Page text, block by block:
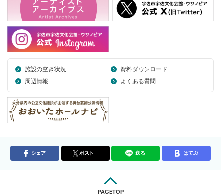
施設の空き状況
資料ダウンロード
周辺情報
よくある質問
シェア ポスト 送る はてぶ
PAGETOP